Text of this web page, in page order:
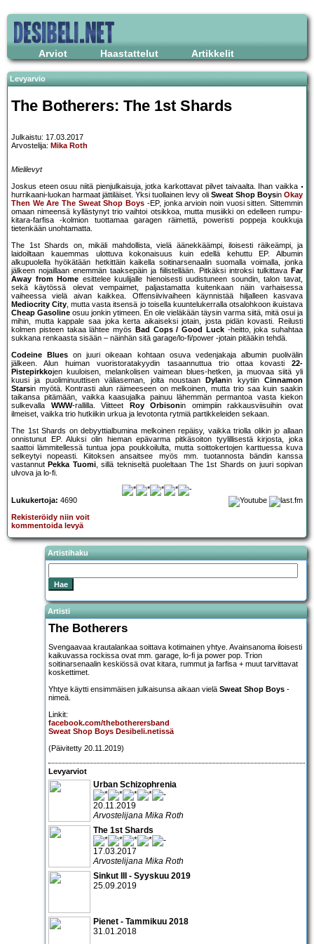
Arviot Haastattelut Artikkelit
Levyarvio
The Botherers: The 1st Shards
Julkaistu: 17.03.2017
Arvostelija: Mika Roth
Mielilevyt
Joskus eteen osuu niitä pienjulkaisuja, jotka karkottavat pilvet taivaalta. Ihan vaikka
hurrikaani-luokan harmaat jättiläiset. Yksi tuollainen levy oli Sweat Shop Boysin Okay
Then We Are The Sweat Shop Boys -EP, jonka arvioin noin vuosi sitten. Sittemmin
omaan nimeensä kyllästynyt trio vaihtoi otsikkoa, mutta musiikki on edelleen rumpu-
kitara-farfisa -kolmion tuottamaa garagen räimettä, poweristi poppeja koukkuja
tietenkään unohtamatta.
The 1st Shards on, mikäli mahdollista, vielä äänekkäämpi, iloisesti räikeämpi, ja
laidoiltaan kauemmas ulottuva kokonaisuus kuin edellä kehuttu EP. Albumin
alkupuolella hyökätään hetkittäin kaikella soitinarsenaalin suomalla voimalla, jonka
jälkeen nojaillaan enemmän taaksepäin ja fiilistellään. Pitkäksi introksi tulkittava Far
Away from Home esittelee kuulijalle hienoisesti uudistuneen soundin, talon tavat,
sekä käytössä olevat vempaimet, paljastamatta kuitenkaan näin varhaisessa
vaiheessa vielä aivan kaikkea. Offensiivivaiheen käynnistää hiljalleen kasvava
Mediocrity City, mutta vasta itsensä jo toisella kuuntelukerralla otsalohkoon ikuistava
Cheap Gasoline osuu jonkin ytimeen. En ole vieläkään täysin varma siitä, mitä osui ja
mihin, mutta kappale saa joka kerta aikaiseksi jotain, josta pidän kovasti. Reilusti
kolmen pisteen takaa lähtee myös
Bad Cops / Good Luck-heitto, joka suhahtaa
sukkana renkaasta sisään – näinhän sitä garage/lo-fi/power -jotain pitääkin tehdä.
Codeine Blues on juuri oikeaan kohtaan osuva vedenjakaja albumin puolivälin
jälkeen. Alun huiman vuoristoratakyydin tasaannuttua trio ottaa kovasti 22-
Pistepirkkojen kuuloisen, melankolisen vaimean blues-hetken, ja muovaa siitä yli
kuusi ja puoliminuuttisen väliaseman, jolta noustaan
Dylanin kyytiin Cinnamon
Starsin myötä. Kontrasti alun räimeeseen on melkoinen, mutta trio saa kuin saakin
taikansa pitämään, vaikka kaasujalka painuu lähemmän permantoa vasta kiekon
sulkevalla WWW-rallilla. Viitteet Roy Orbisonin omimpiin rakkausviisuihin ovat
ilmeiset, vaikka trio hutkiikin urkua ja levotonta rytmiä partikkeleiden sekaan.
The 1st Shards on debyyttialbumina melkoinen repäisy, vaikka triolla olikin jo allaan
onnistunut EP. Aluksi olin hieman epävarma pitkäsoiton tyylillisestä kirjosta, joka
saattoi lämmitellessä tuntua jopa poukkoilulta, mutta soittokertojen karttuessa kuva
selkeytyi nopeasti. Kiitoksen ansaitsee myös mm. tuotannosta bändin kanssa
vastannut Pekka Tuomi, sillä tekniseltä puoleltaan The 1st Shards on juuri sopivan
ulvova ja lo-fi.
Lukukertoja: 4690
Rekisteröidy niin voit
kommentoida levyä
Artistihaku
Artisti
The Botherers
Svengaavaa krautalankaa soittava kotimainen yhtye. Avainsanoma iloisesti
kaikuvassa rockissa ovat mm. garage, lo-fi ja power pop. Trion
soitinarsenaalin keskiössä ovat kitara, rummut ja farfisa + muut tarvittavat
koskettimet.
Yhtye käytti ensimmäisen julkaisunsa aikaan vielä Sweat Shop Boys -
nimeä.
Linkit:
facebook.com/thebotherersband
Sweat Shop Boys Desibeli.netissä
(Päivitetty 20.11.2019)
Levyarviot
Urban Schizophrenia
20.11.2019
Arvostelijana Mika Roth
The 1st Shards
17.03.2017
Arvostelijana Mika Roth
Sinkut III - Syyskuu 2019
25.09.2019
Pienet - Tammikuu 2018
31.01.2018